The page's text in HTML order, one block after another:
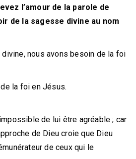
l’amour de la parole de
de la sagesse divine au nom
nous avons besoin de la foi
la foi en Jésus.
de lui être agréable ; car
de Dieu croie que Dieu
de ceux qui le